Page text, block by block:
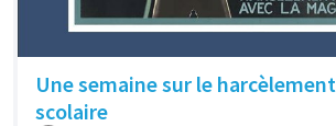
Une semaine sur le harcèlement
scolaire